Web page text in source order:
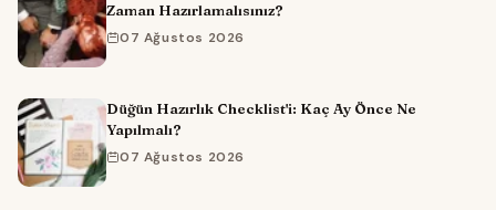
Zaman Hazırlamalısınız?
07 Ağustos 2026
Düğün Hazırlık Checklist'i: Kaç Ay Önce Ne
Yapılmalı?
07 Ağustos 2026